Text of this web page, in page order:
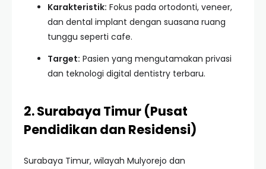
Karakteristik: Fokus pada ortodonti, veneer,
dan dental implant dengan suasana ruang
tunggu seperti cafe.
Target: Pasien yang mengutamakan privasi
dan teknologi digital dentistry terbaru.
2. Surabaya Timur (Pusat
Pendidikan dan Residensi)
Surabaya Timur, wilayah Mulyorejo dan